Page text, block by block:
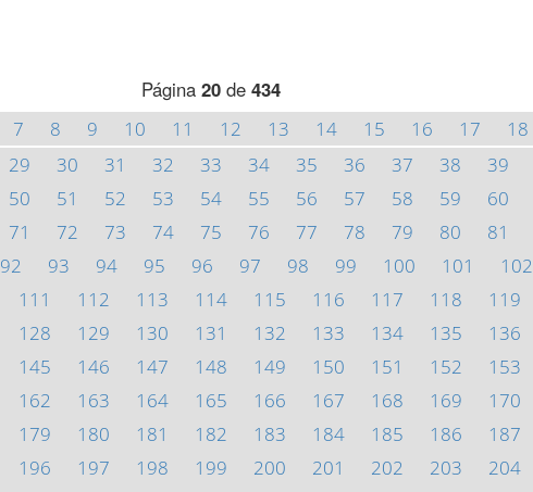
Página 20 de 434
7 8 9 10 11 12 13 14 15 16 17 18
29 30 31 32 33 34 35 36 37 38 39
50 51 52 53 54 55 56 57 58 59 60
71 72 73 74 75 76 77 78 79 80 81
92 93 94 95 96 97 98 99 100 101 102
111 112 113 114 115 116 117 118 119
128 129 130 131 132 133 134 135 136
145 146 147 148 149 150 151 152 153
162 163 164 165 166 167 168 169 170
179 180 181 182 183 184 185 186 187
196 197 198 199 200 201 202 203 204